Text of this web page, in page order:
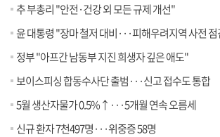
추 부총리 "안전·건강 외 모든 규제 개선"
윤 대통령 "장마 철저 대비···피해우려지역 사전
정부 "아프간 남동부 지진 희생자 깊은 애도"
보이스피싱 합동수사단 출범···신고 접수도 통합
5월 생산자물가 0.5%↑···5개월 연속 오름세
신규 환자 7천497명···위중증 58명